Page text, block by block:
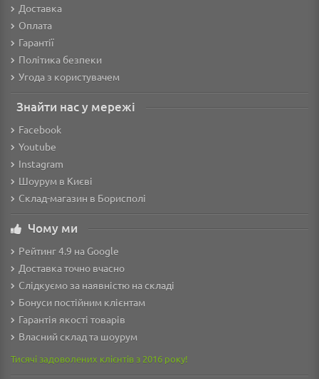
Доставка
Оплата
Гарантії
Політика безпеки
Угода з користувачем
Знайти нас у мережі
Facebook
Youtube
Instagram
Шоурум в Києві
Склад-магазин в Борисполі
Чому ми
Рейтинг 4.9 на Google
Доставка точно вчасно
Слідкуємо за наявністю на складі
Бонуси постійним клієнтам
Гарантія якості товарів
Власний склад та шоурум
Тисячі задоволених клієнтів з 2016 року!